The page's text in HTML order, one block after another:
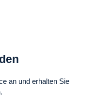
an und erhalten Sie